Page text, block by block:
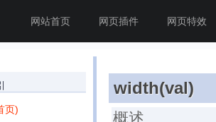
网站首页 网页插件 网页特效
width(val)
概述
页)